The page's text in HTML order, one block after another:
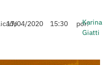
17/04/2020 15:30 por:Karina
Giatti